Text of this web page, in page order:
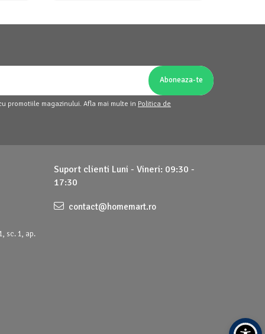
promotiile magazinului. Afla mai multe in Politica de
sc. 1, ap.
Suport clienti Luni - Vineri: 09:30 -
17:30
contact@homemart.ro